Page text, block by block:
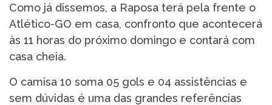
Como já dissemos, a Raposa terá pela frente o
Atlético-GO em casa, confronto que acontecerá
às 11 horas do próximo domingo e contará com
casa cheia.
O camisa 10 soma 05 gols e 04 assistências e
sem dúvidas é uma das grandes referências